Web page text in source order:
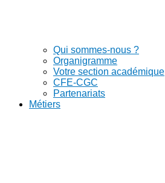
Qui sommes-nous ?
Organigramme
Votre section académique
CFE-CGC
Partenariats
Métiers